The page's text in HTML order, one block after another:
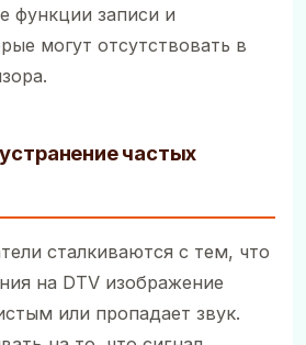
функции записи и
могут отсутствовать в
частых
сталкиваются с тем, что
на DTV изображение
или пропадает звук.